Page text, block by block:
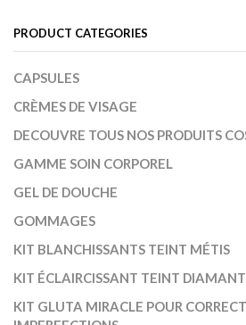
PRODUCT CATEGORIES
CAPSULES
CRÈMES DE VISAGE
DECOUVRE TOUS NOS PRODUITS
GAMME SOIN CORPOREL
GEL DE DOUCHE
GOMMAGES
KIT BLANCHISSANTS TEINT MÉTIS
KIT ÉCLAIRCISSANT TEINT
KIT GLUTA MIRACLE POUR